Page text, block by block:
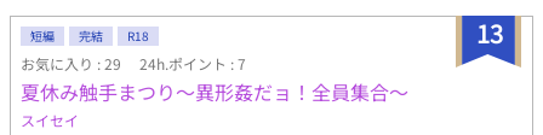
13
短編 完結 R18
お気に入り : 29 24h.ポイント : 7
夏休み触手まつり〜異形姦だョ！全員集合〜
スイセイ